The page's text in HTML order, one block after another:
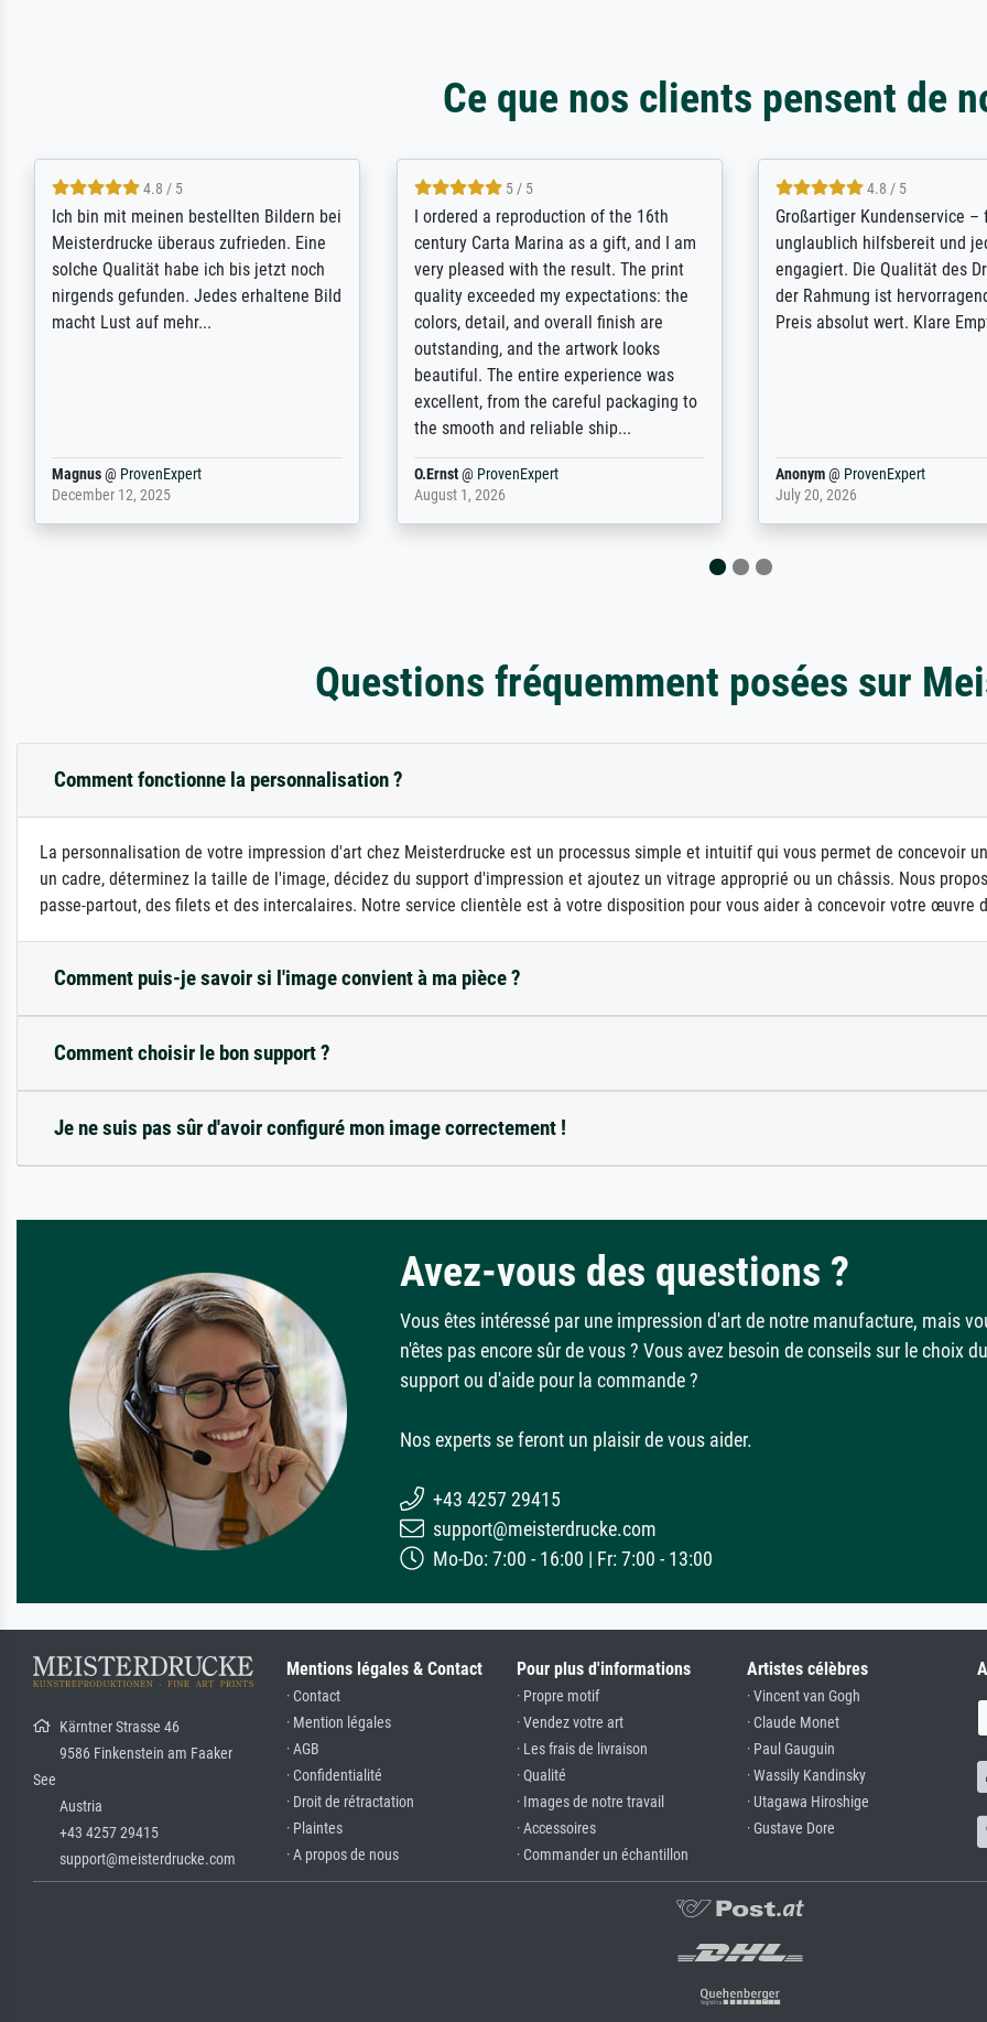
Ce que nos clients pensent de
5 / 5
Rundum positive Erfahrung. Die
Ausführung des Auftrags hat eine Weile
gedauert, die angekündigte Lieferzeit
wurde aber letztlich sogar etwas
unterschritten. Die Qualität des Papiers
Dr.@ProvenExpert
February 3, 2026
5 / 5
The team at Meisterdrucke strives to
meet its clients demands, and provides
expert advice on how to obtain the best
results for the prints requested by the
client. The company has a vast
repertoire of prints to choose from, and
will provide excellent service also with
regards to prints which are not in that
repertoire. Highly recommended!
Anonym@ProvenExpert
April 22, 2026
5 / 5
Outstanding quality and
support. - the quality of the
excellent and difficult to
from the real thing; it will be
for high-quality art prints
Anonym@ ProvenExpert
January 12, 2026
Questions fréquemment posées sur
Comment fonctionne la personnalisation ?
La personnalisation de votre impression d'art chez Meisterdrucke est un processus simple et intuitif qui vous permet de concevoir
un cadre, déterminez la taille de l'image, décidez du support d'impression et ajoutez un vitrage approprié ou un châssis. Nous
passe-partout, des filets et des intercalaires. Notre service clientèle est à votre disposition pour vous aider à concevoir votre œuvre
Comment puis-je savoir si l'image convient à ma pièce ?
Comment choisir le bon support ?
Je ne suis pas sûr d'avoir configuré mon image correctement !
Avez-vous des questions ?
Vous êtes intéressé par une impression d'art de notre manufacture, mais
n'êtes pas encore sûr de vous ? Vous avez besoin de conseils sur le choix du
support ou d'aide pour la commande ?
Nos experts se feront un plaisir de vous aider.
+43 4257 29415
support@meisterdrucke.com
Mo-Do: 7:00 - 16:00 | Fr: 7:00 - 13:00
Kärntner Strasse 46
9586 Finkenstein am Faaker
See
Austria
+43 4257 29415
support@meisterdrucke.com
Mentions légales & Contact
· Contact
· Mention légales
· AGB
· Confidentialité
· Droit de rétractation
· Plaintes
· A propos de nous
Pour plus d'informations
· Propre motif
· Vendez votre art
· Les frais de livraison
· Qualité
· Images de notre travail
· Accessoires
· Commander un échantillon
Artistes célèbres
· Vincent van Gogh
· Claude Monet
· Paul Gauguin
· Wassily Kandinsky
· Utagawa Hiroshige
· Gustave Dore